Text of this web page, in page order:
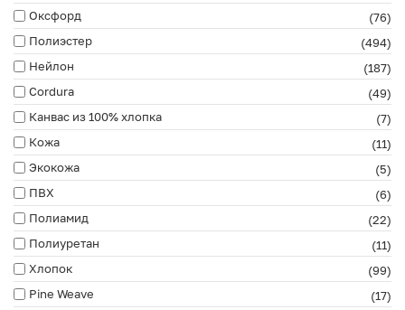
Оксфорд
(76)
Полиэстер
(494)
Нейлон
(187)
Cordura
(49)
Канвас из 100% хлопка
(7)
Кожа
(11)
Экокожа
(5)
ПВХ
(6)
Полиамид
(22)
Полиуретан
(11)
Хлопок
(99)
Pine Weave
(17)